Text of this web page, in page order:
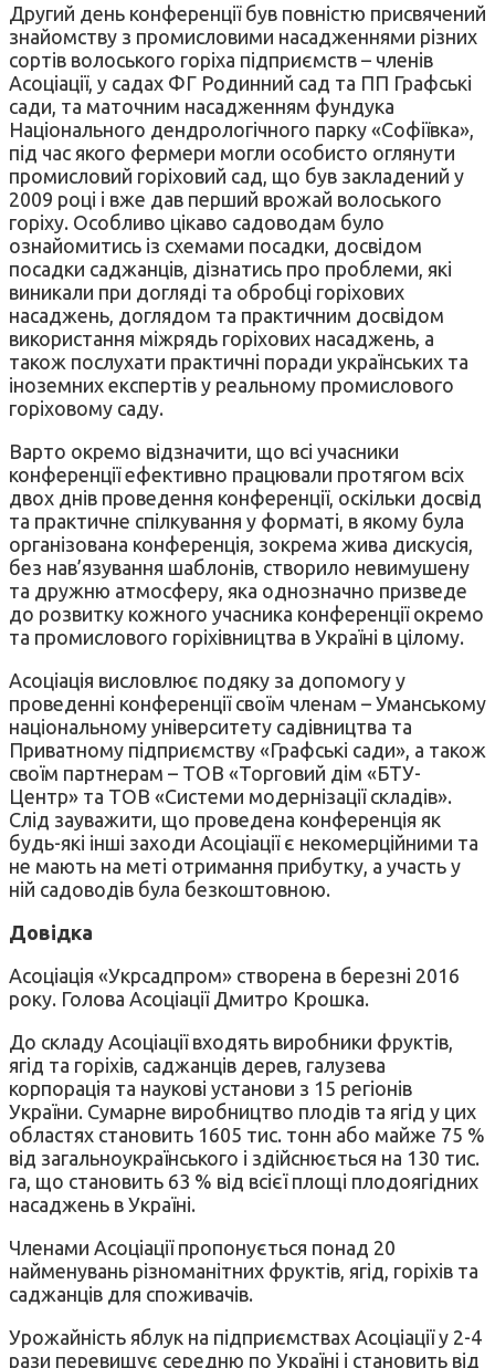
Другий день конференції був повністю присвячений
знайомству з промисловими насадженнями різних
сортів волоського горіха підприємств – членів
Асоціації, у садах ФГ Родинний сад та ПП Графські
сади, та маточним насадженням фундука
Національного дендрологічного парку «Софіївка»,
під час якого фермери могли особисто оглянути
промисловий горіховий сад, що був закладений у
2009 році і вже дав перший врожай волоського
горіху. Особливо цікаво садоводам було
ознайомитись із схемами посадки, досвідом
посадки саджанців, дізнатись про проблеми, які
виникали при догляді та обробці горіхових
насаджень, доглядом та практичним досвідом
використання міжрядь горіхових насаджень, а
також послухати практичні поради українських та
іноземних експертів у реальному промислового
горіховому саду.
Варто окремо відзначити, що всі учасники
конференції ефективно працювали протягом всіх
двох днів проведення конференції, оскільки досвід
та практичне спілкування у форматі, в якому була
організована конференція, зокрема жива дискусія,
без нав’язування шаблонів, створило невимушену
та дружню атмосферу, яка однозначно призведе
до розвитку кожного учасника конференції окремо
та промислового горіхівництва в Україні в цілому.
Асоціація висловлює подяку за допомогу у
проведенні конференції своїм членам – Уманському
національному університету садівництва та
Приватному підприємству «Графські сади», а також
своїм партнерам – ТОВ «Торговий дім «БТУ-
Центр» та ТОВ «Системи модернізації складів».
Слід зауважити, що проведена конференція як
будь-які інші заходи Асоціації є некомерційними та
не мають на меті отримання прибутку, а участь у
ній садоводів була безкоштовною.
Довідка
Асоціація «Укрсадпром» створена в березні 2016
року. Голова Асоціації Дмитро Крошка.
До складу Асоціації входять виробники фруктів,
ягід та горіхів, саджанців дерев, галузева
корпорація та наукові установи з 15 регіонів
України. Сумарне виробництво плодів та ягід у цих
областях становить 1605 тис. тонн або майже 75 %
від загальноукраїнського і здійснюється на 130 тис.
га, що становить 63 % від всієї площі плодоягідних
насаджень в Україні.
Членами Асоціації пропонується понад 20
найменувань різноманітних фруктів, ягід, горіхів та
саджанців для споживачів.
Урожайність яблук на підприємствах Асоціації у 2-4
рази перевищує середню по Україні і становить від